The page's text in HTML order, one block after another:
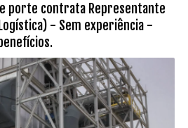
porte contrata Representante
- Sem experiência -